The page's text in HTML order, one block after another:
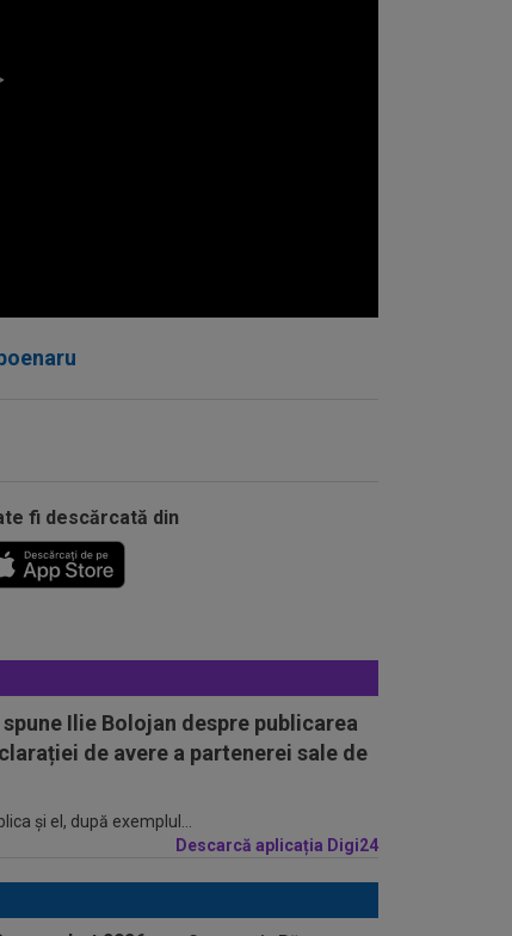
fi descărcată din
spune Ilie Bolojan despre publicarea
de avere a partenerei sale de
şi el, după exemplul...
Descarcă aplicația Digi24